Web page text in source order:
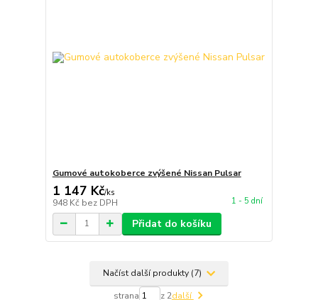
Gumové autokoberce zvýšené Nissan Pulsar
1 147 Kč/ks
948 Kč bez DPH 1 - 5 dní
Přidat do košíku
Načíst další produkty (7)
strana z 2další